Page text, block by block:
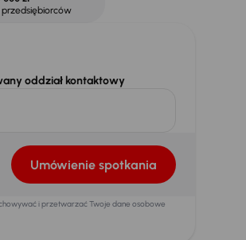
oddział kontaktowy
Umówienie spotkania
i przetwarzać Twoje dane osobowe